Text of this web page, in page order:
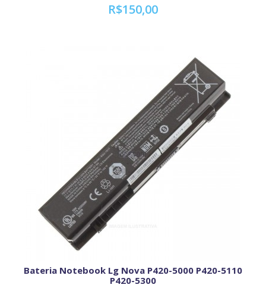
R$150,00
Bateria Notebook Lg Nova P420-5000 P420-5110
P420-5300